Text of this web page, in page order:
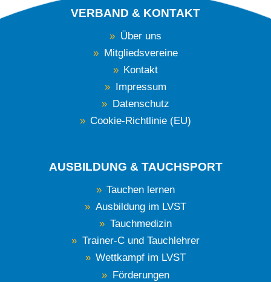
VERBAND & KONTAKT
Über uns
Mitgliedsvereine
Kontakt
Impressum
Datenschutz
Cookie-Richtlinie (EU)
AUSBILDUNG & TAUCHSPORT
Tauchen lernen
Ausbildung im LVST
Tauchmedizin
Trainer-C und Tauchlehrer
Wettkampf im LVST
Förderungen